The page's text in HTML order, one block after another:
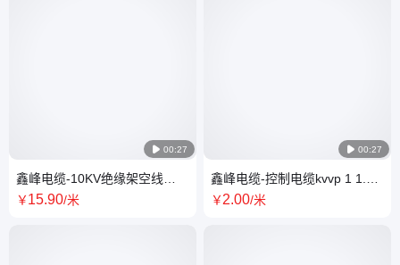
 00:27
鑫峰电缆-10KV绝缘架空线
10KV-JKLGYJ-70/10 防老化 施
￥15.90/米
 00:27
鑫峰电缆-控制电缆kvvp 1 1.5
2.5 4 6平方绝缘阻燃铜芯电缆
￥2.00/米